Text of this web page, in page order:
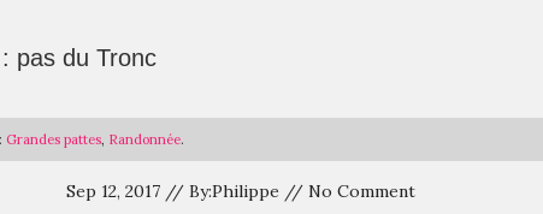
pas du Tronc
Grandes pattes, Randonnée.
Sep 12, 2017 // By:Philippe // No Comment